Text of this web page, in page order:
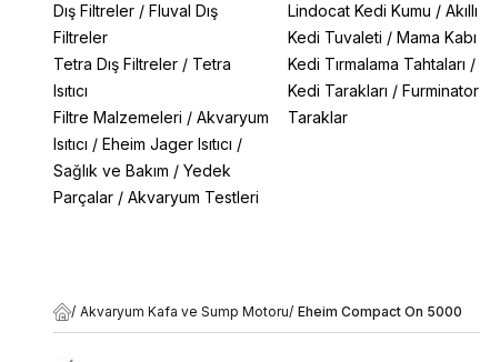
Dış Filtreler / Fluval Dış
Filtreler
Tetra Dış Filtreler / Tetra
Isıtıcı
Filtre Malzemeleri / Akvaryum
Isıtıcı / Eheim Jager Isıtıcı /
Sağlık ve Bakım / Yedek
Parçalar / Akvaryum Testleri
Lindocat Kedi Kumu / Akıllı
Kedi Tuvaleti / Mama Kabı
Kedi Tırmalama Tahtaları /
Kedi Tarakları / Furminator
Taraklar
/ Akvaryum Kafa ve Sump Motoru/ Eheim Compact On 5000